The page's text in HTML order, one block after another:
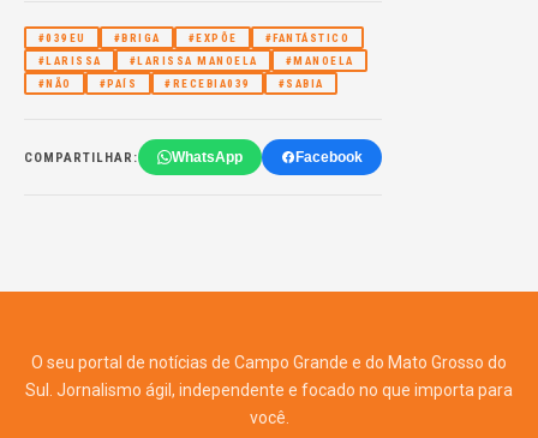
#039EU #BRIGA #EXPÕE
#FANTÁSTICO
#LARISSA
#LARISSA MANOELA
#MANOELA
#NÃO
#PAÍS #RECEBIA039 #SABIA
COMPARTILHAR: WhatsApp Facebook
O seu portal de notícias de Campo Grande e do Mato Grosso do
Sul. Jornalismo ágil, independente e focado no que importa para
você.